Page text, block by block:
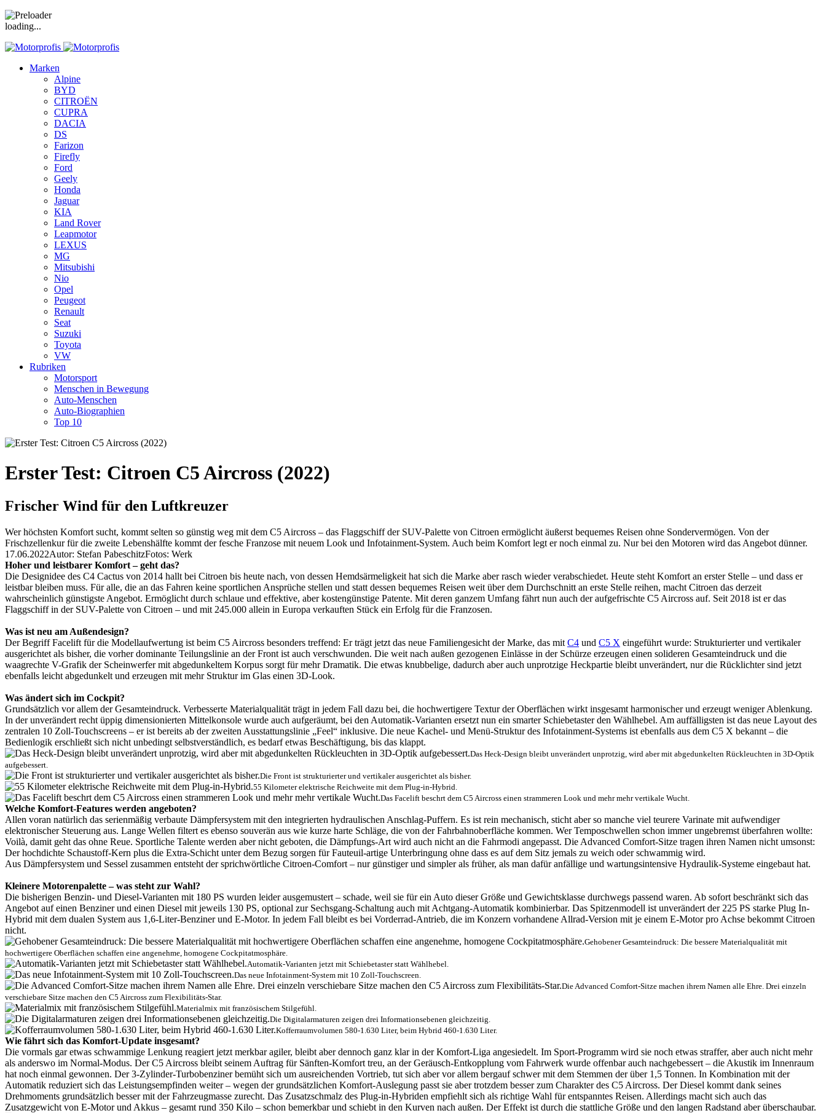
loading...
Marken
Alpine
BYD
CITROËN
CUPRA
DACIA
DS
Farizon
Firefly
Ford
Geely
Honda
Jaguar
KIA
Land Rover
Leapmotor
LEXUS
MG
Mitsubishi
Nio
Opel
Peugeot
Renault
Seat
Suzuki
Toyota
VW
Rubriken
Motorsport
Menschen in Bewegung
Auto-Menschen
Auto-Biographien
Top 10
Erster Test: Citroen C5 Aircross (2022)
Frischer Wind für den Luftkreuzer
Wer höchsten Komfort sucht, kommt selten so günstig weg mit dem C5 Aircross – das Flaggschiff der SUV-Palette von Citroen ermöglicht äußerst bequemes Reisen ohne Sondervermögen. Von der
Frischzellenkur für die zweite Lebenshälfte kommt der fesche Franzose mit neuem Look und Infotainment-System. Auch beim Komfort legt er noch einmal zu. Nur bei den Motoren wird das Angebot dünner.
17.06.2022Autor: Stefan PabeschitzFotos: Werk
Hoher und leistbarer Komfort – geht das?
Die Designidee des C4 Cactus von 2014 hallt bei Citroen bis heute nach, von dessen Hemdsärmeligkeit hat sich die Marke aber rasch wieder verabschiedet. Heute steht Komfort an erster Stelle – und dass er
leistbar bleiben muss. Für alle, die an das Fahren keine sportlichen Ansprüche stellen und statt dessen bequemes Reisen weit über dem Durchschnitt an erste Stelle reihen, macht Citroen das derzeit
wahrscheinlich günstigste Angebot. Ermöglicht durch schlaue und effektive, aber kostengünstige Patente. Mit deren ganzem Umfang fährt nun auch der aufgefrischte C5 Aircross auf. Seit 2018 ist er das
Flaggschiff in der SUV-Palette von Citroen – und mit 245.000 allein in Europa verkauften Stück ein Erfolg für die Franzosen.
Was ist neu am Außendesign?
Der Begriff Facelift für die Modellaufwertung ist beim C5 Aircross besonders treffend: Er trägt jetzt das neue Familiengesicht der Marke, das mit C4 und C5 X eingeführt wurde: Strukturierter und vertikaler
ausgerichtet als bisher, die vorher dominante Teilungslinie an der Front ist auch verschwunden. Die weit nach außen gezogenen Einlässe in der Schürze erzeugen einen solideren Gesamteindruck und die
waagrechte V-Grafik der Scheinwerfer mit abgedunkeltem Korpus sorgt für mehr Dramatik. Die etwas knubbelige, dadurch aber auch unprotzige Heckpartie bleibt unverändert, nur die Rücklichter sind jetzt
ebenfalls leicht abgedunkelt und erzeugen mit mehr Struktur im Glas einen 3D-Look.
Was ändert sich im Cockpit?
Grundsätzlich vor allem der Gesamteindruck. Verbesserte Materialqualität trägt in jedem Fall dazu bei, die hochwertigere Textur der Oberflächen wirkt insgesamt harmonischer und erzeugt weniger Ablenkung.
In der unverändert recht üppig dimensionierten Mittelkonsole wurde auch aufgeräumt, bei den Automatik-Varianten ersetzt nun ein smarter Schiebetaster den Wählhebel. Am auffälligsten ist das neue Layout des
zentralen 10 Zoll-Touchscreens – er ist bereits ab der zweiten Ausstattungslinie „Feel“ inklusive. Die neue Kachel- und Menü-Struktur des Infotainment-Systems ist ebenfalls aus dem C5 X bekannt – die
Bedienlogik erschließt sich nicht unbedingt selbstverständlich, es bedarf etwas Beschäftigung, bis das klappt.
Das Heck-Design bleibt unverändert unprotzig, wird aber mit abgedunkelten Rückleuchten in 3D-Optik
aufgebessert.
Die Front ist strukturierter und vertikaler ausgerichtet als bisher.
55 Kilometer elektrische Reichweite mit dem Plug-in-Hybrid.
Das Facelift beschrt dem C5 Aircross einen strammeren Look und mehr mehr vertikale Wucht.
Welche Komfort-Features werden angeboten?
Allen voran natürlich das serienmäßig verbaute Dämpfersystem mit den integrierten hydraulischen Anschlag-Puffern. Es ist rein mechanisch, sticht aber so manche viel teurere Varinate mit aufwendiger
elektronischer Steuerung aus. Lange Wellen filtert es ebenso souverän aus wie kurze harte Schläge, die von der Fahrbahnoberfläche kommen. Wer Temposchwellen schon immer ungebremst überfahren wollte:
Voilà, damit geht das ohne Reue. Sportliche Talente werden aber nicht geboten, die Dämpfungs-Art wird auch nicht an die Fahrmodi angepasst. Die Advanced Comfort-Sitze tragen ihren Namen nicht umsonst:
Der hochdichte Schaustoff-Kern plus die Extra-Schicht unter dem Bezug sorgen für Fauteuil-artige Unterbringung ohne dass es auf dem Sitz jemals zu weich oder schwammig wird.
Aus Dämpfersystem und Sessel zusammen entsteht der sprichwörtliche Citroen-Comfort – nur günstiger und simpler als früher, als man dafür anfällige und wartungsintensive Hydraulik-Systeme eingebaut hat.
Kleinere Motorenpalette – was steht zur Wahl?
Die bisherigen Benzin- und Diesel-Varianten mit 180 PS wurden leider ausgemustert – schade, weil sie für ein Auto dieser Größe und Gewichtsklasse durchwegs passend waren. Ab sofort beschränkt sich das
Angebot auf einen Benziner und einen Diesel mit jeweils 130 PS, optional zur Sechsgang-Schaltung auch mit Achtgang-Automatik kombinierbar. Das Spitzenmodell ist unverändert der 225 PS starke Plug In-
Hybrid mit dem dualen System aus 1,6-Liter-Benziner und E-Motor. In jedem Fall bleibt es bei Vorderrad-Antrieb, die im Konzern vorhandene Allrad-Version mit je einem E-Motor pro Achse bekommt Citroen
nicht.
Gehobener Gesamteindruck: Die bessere Materialqualität mit
hochwertigere Oberflächen schaffen eine angenehme, homogene Cockpitatmosphäre.
Automatik-Varianten jetzt mit Schiebetaster statt Wählhebel.
Das neue Infotainment-System mit 10 Zoll-Touchscreen.
Die Advanced Comfort-Sitze machen ihrem Namen alle Ehre. Drei einzeln
verschiebare Sitze machen den C5 Aircross zum Flexibilitäts-Star.
Materialmix mit französischem Stilgefühl.
Die Digitalarmaturen zeigen drei Informationsebenen gleichzeitig.
Kofferraumvolumen 580-1.630 Liter, beim Hybrid 460-1.630 Liter.
Wie fährt sich das Komfort-Update insgesamt?
Die vormals gar etwas schwammige Lenkung reagiert jetzt merkbar agiler, bleibt aber dennoch ganz klar in der Komfort-Liga angesiedelt. Im Sport-Programm wird sie noch etwas straffer, aber auch nicht mehr
als anderswo im Normal-Modus. Der C5 Aircross bleibt seinem Auftrag für Sänften-Komfort treu, an der Geräusch-Entkopplung vom Fahrwerk wurde offenbar auch nachgebessert – die Akustik im Innenraum
hat noch einmal gewonnen. Der 3-Zylinder-Turbobenziner bemüht sich um ausreichenden Vortrieb, tut sich aber vor allem bergauf schwer mit dem Stemmen der über 1,5 Tonnen. In Kombination mit der
Automatik reduziert sich das Leistungsempfinden weiter – wegen der grundsätzlichen Komfort-Auslegung passt sie aber trotzdem besser zum Charakter des C5 Aircross. Der Diesel kommt dank seines
Drehmoments grundsätzlich besser mit der Fahrzeugmasse zurecht. Das Zusatzschmalz des Plug-in-Hybriden empfiehlt sich als richtige Wahl für entspanntes Reisen. Allerdings macht sich auch das
Zusatzgewicht von E-Motor und Akkus – gesamt rund 350 Kilo – schon bemerkbar und schiebt in den Kurven nach außen. Der Effekt ist durch die stattliche Größe und den langen Radstand aber überschaubar.